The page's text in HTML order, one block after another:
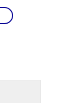
actuel
est :